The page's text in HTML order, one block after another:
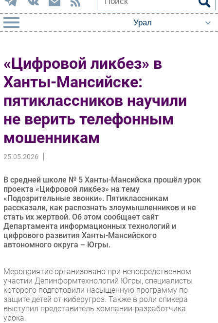
Импорто­замещение
Автоматизация Промышленности
Интернет
Фиксированная связь
Интеграция
Рынок ПК
Торговые сети
Оборудование
ПО
Outsourcing
Кадры
Регулирование
Web
Безопасность
Инновации
CIO/Управление ИТ
«Цифровой ликбез» в
Ханты-Мансийске:
пятиклассников научили
не верить телефонным
мошенникам
25.05.2026
В средней школе № 5 Ханты-Мансийска прошёл урок
проекта «Цифровой ликбез» на тему
«Подозрительные звонки». Пятиклассникам
рассказали, как распознать злоумышленников и не
стать их жертвой. Об этом сообщает сайт
Департамента информационных технологий и
цифрового развития Ханты-Мансийского
автономного округа – Югры.
Мероприятие организовано при непосредственном
участии Депинформтехнологий Югры, специалисты
которого подготовили насыщенную программу по
защите детей от киберугроз. Также в роли спикера
выступил представитель компании-разработчика
урока.